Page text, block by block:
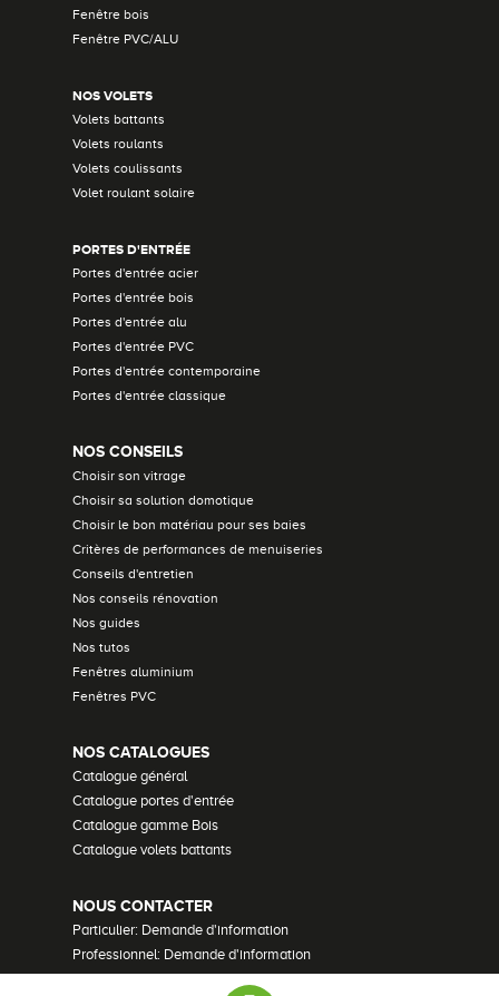
Fenêtre bois
Fenêtre PVC/ALU
NOS VOLETS
Volets battants
Volets roulants
Volets coulissants
Volet roulant solaire
PORTES D'ENTRÉE
Portes d'entrée acier
Portes d'entrée bois
Portes d'entrée alu
Portes d'entrée PVC
Portes d'entrée contemporaine
Portes d'entrée classique
NOS CONSEILS
Choisir son vitrage
Choisir sa solution domotique
Choisir le bon matériau pour ses baies
Critères de performances de menuiseries
Conseils d'entretien
Nos conseils rénovation
Nos guides
Nos tutos
Fenêtres aluminium
Fenêtres PVC
NOS CATALOGUES
Catalogue général
Catalogue portes d'entrée
Catalogue gamme Bois
Catalogue volets battants
NOUS CONTACTER
Particulier: Demande d'information
Professionnel: Demande d'information
Demander un devis